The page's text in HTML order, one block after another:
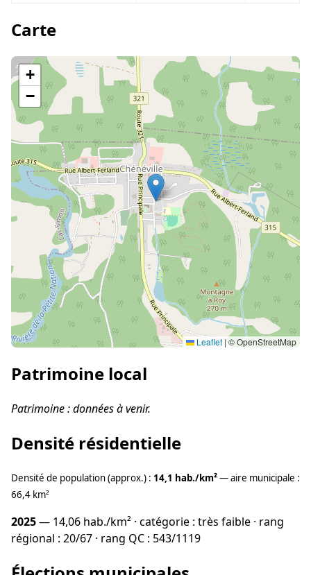
Carte
+
−
Leaflet | © OpenStreetMap
Patrimoine local
Patrimoine : données à venir.
Densité résidentielle
Densité de population (approx.) : 14,1 hab./km²— aire municipale :
66,4 km²
2025— 14,06 hab./km² · catégorie : très faible · rang
régional : 20/67 · rang QC : 543/1119